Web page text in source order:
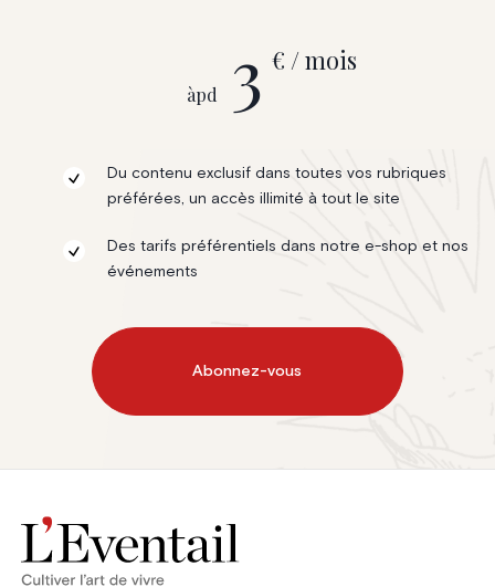
àpd 3 € / mois
Du contenu exclusif dans toutes vos rubriques
préférées, un accès illimité à tout le site
Des tarifs préférentiels dans notre e-shop et nos
événements
Abonnez-vous